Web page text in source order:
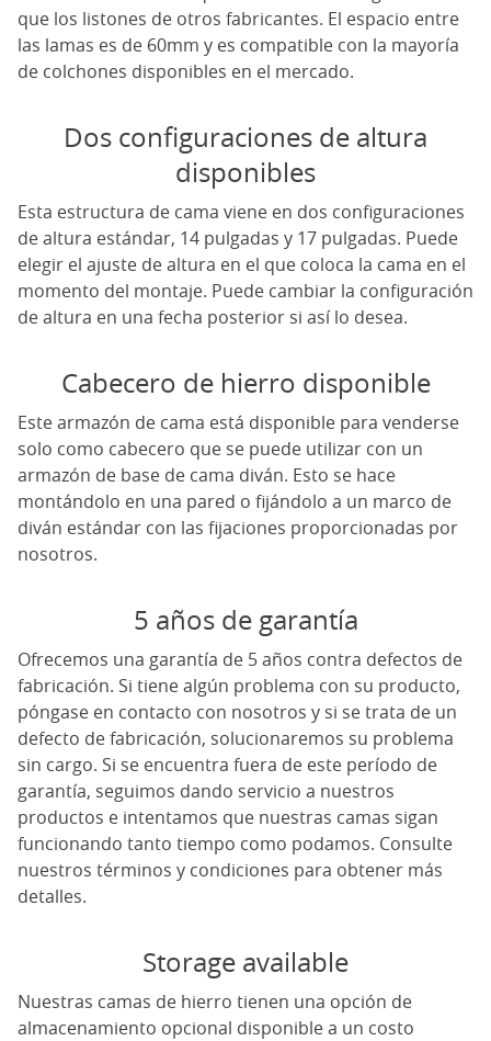
que los listones de otros fabricantes. El espacio entre
las lamas es de 60mm y es compatible con la mayoría
de colchones disponibles en el mercado.
Dos configuraciones de altura
disponibles
Esta estructura de cama viene en dos configuraciones
de altura estándar, 14 pulgadas y 17 pulgadas. Puede
elegir el ajuste de altura en el que coloca la cama en el
momento del montaje. Puede cambiar la configuración
de altura en una fecha posterior si así lo desea.
Cabecero de hierro disponible
Este armazón de cama está disponible para venderse
solo como cabecero que se puede utilizar con un
armazón de base de cama diván. Esto se hace
montándolo en una pared o fijándolo a un marco de
diván estándar con las fijaciones proporcionadas por
nosotros.
5 años de garantía
Ofrecemos una garantía de 5 años contra defectos de
fabricación. Si tiene algún problema con su producto,
póngase en contacto con nosotros y si se trata de un
defecto de fabricación, solucionaremos su problema
sin cargo. Si se encuentra fuera de este período de
garantía, seguimos dando servicio a nuestros
productos e intentamos que nuestras camas sigan
funcionando tanto tiempo como podamos. Consulte
nuestros términos y condiciones para obtener más
detalles.
Storage available
Nuestras camas de hierro tienen una opción de
almacenamiento opcional disponible a un costo